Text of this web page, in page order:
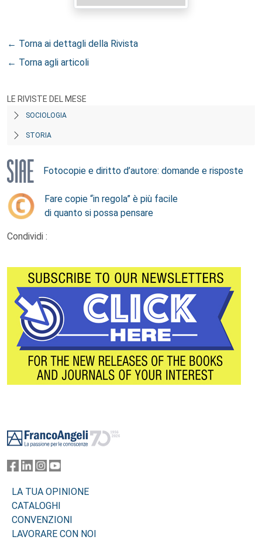
← Torna ai dettagli della Rivista
← Torna agli articoli
LE RIVISTE DEL MESE
SOCIOLOGIA
STORIA
Fotocopie e diritto d’autore: domande e risposte
Fare copie “in regola” è più facile
di quanto si possa pensare
Condividi :
LA TUA OPINIONE
CATALOGHI
CONVENZIONI
LAVORARE CON NOI